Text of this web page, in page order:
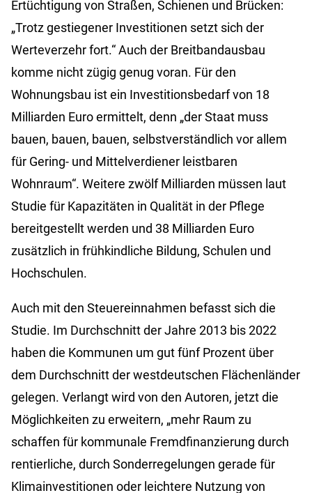
Ertüchtigung von Straßen, Schienen und Brücken:
„Trotz gestiegener Investitionen setzt sich der
Werteverzehr fort.“ Auch der Breitbandausbau
komme nicht zügig genug voran. Für den
Wohnungsbau ist ein Investitionsbedarf von 18
Milliarden Euro ermittelt, denn „der Staat muss
bauen, bauen, bauen, selbstverständlich vor allem
für Gering- und Mittelverdiener leistbaren
Wohnraum“. Weitere zwölf Milliarden müssen laut
Studie für Kapazitäten in Qualität in der Pflege
bereitgestellt werden und 38 Milliarden Euro
zusätzlich in frühkindliche Bildung, Schulen und
Hochschulen.
Auch mit den Steuereinnahmen befasst sich die
Studie. Im Durchschnitt der Jahre 2013 bis 2022
haben die Kommunen um gut fünf Prozent über
dem Durchschnitt der westdeutschen Flächenländer
gelegen. Verlangt wird von den Autoren, jetzt die
Möglichkeiten zu erweitern, „mehr Raum zu
schaffen für kommunale Fremdfinanzierung durch
rentierliche, durch Sonderregelungen gerade für
Klimainvestitionen oder leichtere Nutzung von